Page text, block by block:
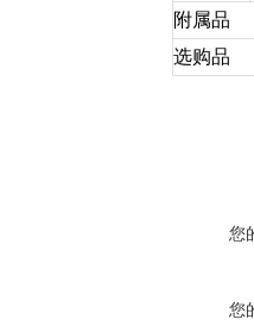
附属品
选购品
您
您